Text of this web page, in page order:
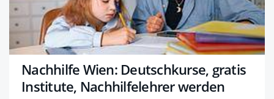
Nachhilfe Wien: Deutschkurse, gratis
Institute, Nachhilfelehrer werden